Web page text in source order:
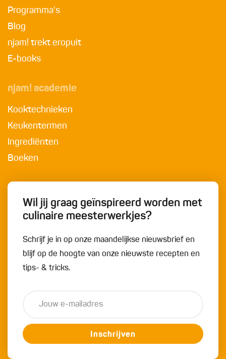
Programma's
Blog
njam! trekt eropuit
E-books
njam! academie
Kooktechnieken
Keukentermen
Ingrediënten
Boeken
Wil jij graag geïnspireerd worden met
culinaire meesterwerkjes?
Schrijf je in op onze maandelijkse nieuwsbrief en
blijf op de hoogte van onze nieuwste recepten en
tips- & tricks.
Inschrijven